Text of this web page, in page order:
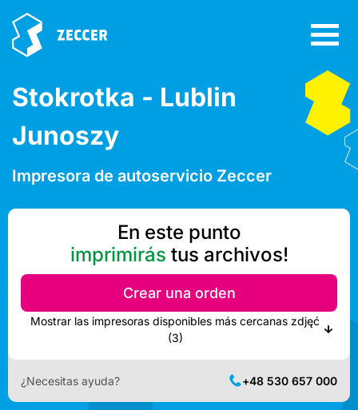
Stokrotka - Lublin
Junoszy
Impresora de autoservicio Zeccer
En este punto
imprimirás tus archivos!
Crear una orden
Mostrar las impresoras disponibles más cercanas zdjęć
(3)
¿Necesitas ayuda? +48 530 657 000